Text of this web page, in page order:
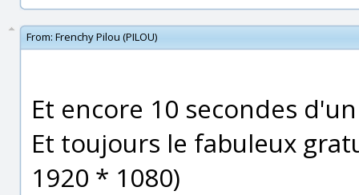
From: Frenchy Pilou (PILOU)
Et encore 10 secondes
Et toujours le fabuleux
1920 * 1080)